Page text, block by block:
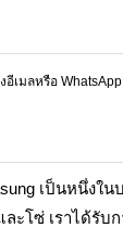
เมลหรือ
เป็นหนึ่
ะโซ่ เราได้รับ